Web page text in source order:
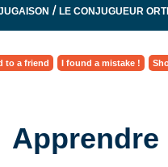
/LE CONJUGUEUR
to a friend I found a mistake !
Apprendre